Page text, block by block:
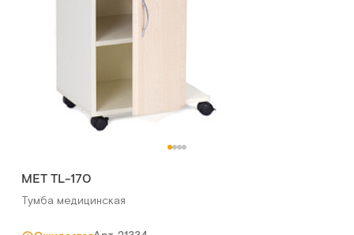
МЕТ TL-170
Тумба медицинская